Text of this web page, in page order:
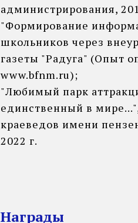
администрирования,
"Формирование
школьников через
газеты "Радуга" (Опыт
www.bfnm.ru);
"Любимый парк
единственный в
краеведов имени
2022 г.
Награды